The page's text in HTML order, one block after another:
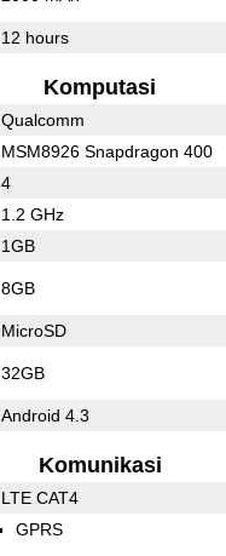
12 hours
Komputasi
Qualcomm
MSM8926 Snapdragon 400
4
1.2 GHz
1GB
8GB
MicroSD
32GB
Android 4.3
Komunikasi
LTE CAT4
GPRS